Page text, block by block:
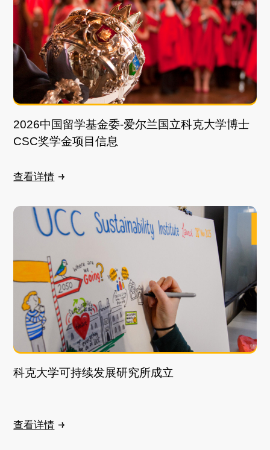
2026中国留学基金委-爱尔兰国立科克大学博士
CSC奖学金项目信息
查看详情
科克大学可持续发展研究所成立
查看详情